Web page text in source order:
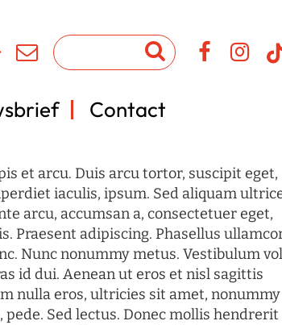
Contact
et arcu. Duis arcu tortor, suscipit eget,
iaculis, ipsum. Sed aliquam
arcu, accumsan a, consectetuer eget,
Praesent adipiscing. Phasellus
Nunc nonummy metus. Vestibulum
id dui. Aenean ut eros et nisl sagittis
nulla eros, ultricies sit amet, nonummy
Sed lectus. Donec mollis hendrerit